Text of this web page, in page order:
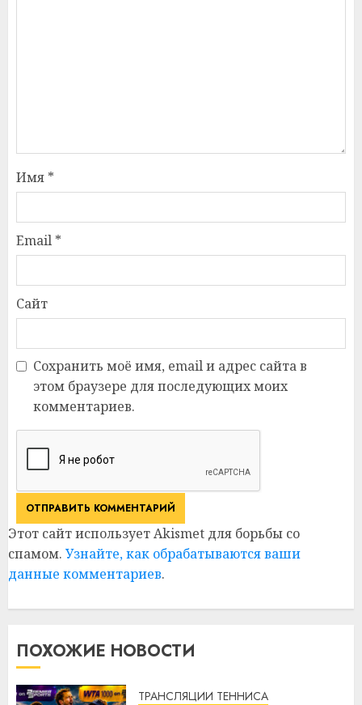
Имя *
Email *
Сайт
Сохранить моё имя, email и адрес сайта в
этом браузере для последующих моих
комментариев.
Этот сайт использует Akismet для борьбы со
спамом. Узнайте, как обрабатываются ваши
данные комментариев.
ПОХОЖИЕ НОВОСТИ
ТРАНСЛЯЦИИ ТЕННИСА